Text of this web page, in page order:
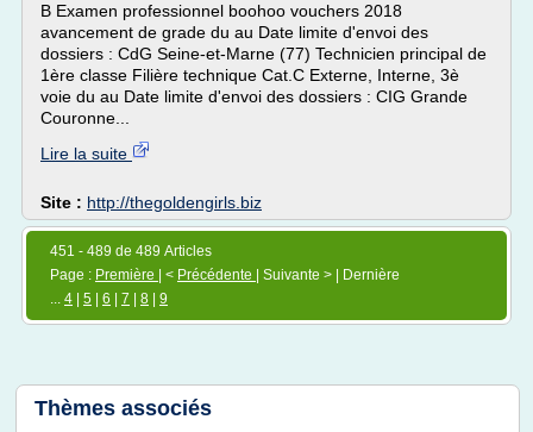
B Examen professionnel boohoo vouchers 2018
avancement de grade du au Date limite d'envoi des
dossiers : CdG Seine-et-Marne (77) Technicien principal de
1ère classe Filière technique Cat.C Externe, Interne, 3è
voie du au Date limite d'envoi des dossiers : CIG Grande
Couronne...
Lire la suite
Site : http://thegoldengirls.biz
451 - 489 de 489 Articles
Page : Première | < Précédente
| Suivante > | Dernière
... 4 5 6 7 8 9
Thèmes associés